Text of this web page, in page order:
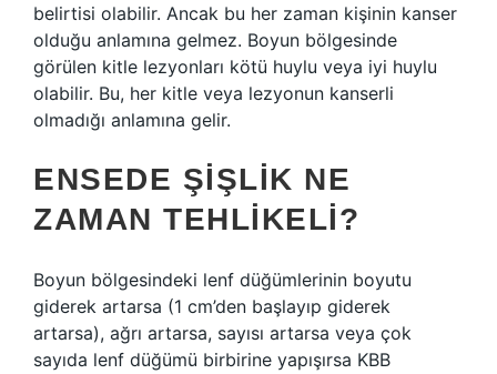
belirtisi olabilir. Ancak bu her zaman kişinin kanser
olduğu anlamına gelmez. Boyun bölgesinde
görülen kitle lezyonları kötü huylu veya iyi huylu
olabilir. Bu, her kitle veya lezyonun kanserli
olmadığı anlamına gelir.
ENSEDE ŞIŞLIK NE
ZAMAN TEHLIKELI?
Boyun bölgesindeki lenf düğümlerinin boyutu
giderek artarsa ​​(1 cm’den başlayıp giderek
artarsa), ağrı artarsa, sayısı artarsa ​​veya çok
sayıda lenf düğümü birbirine yapışırsa KBB